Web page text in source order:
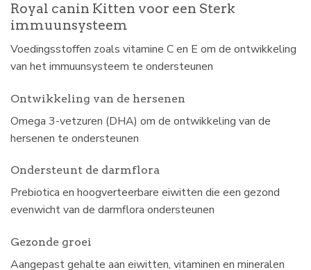
Royal canin Kitten voor een Sterk
immuunsysteem
Voedingsstoffen zoals vitamine C en E om de ontwikkeling
van het immuunsysteem te ondersteunen
Ontwikkeling van de hersenen
Omega 3-vetzuren (DHA) om de ontwikkeling van de
hersenen te ondersteunen
Ondersteunt de darmflora
Prebiotica en hoogverteerbare eiwitten die een gezond
evenwicht van de darmflora ondersteunen
Gezonde groei
Aangepast gehalte aan eiwitten, vitaminen en mineralen